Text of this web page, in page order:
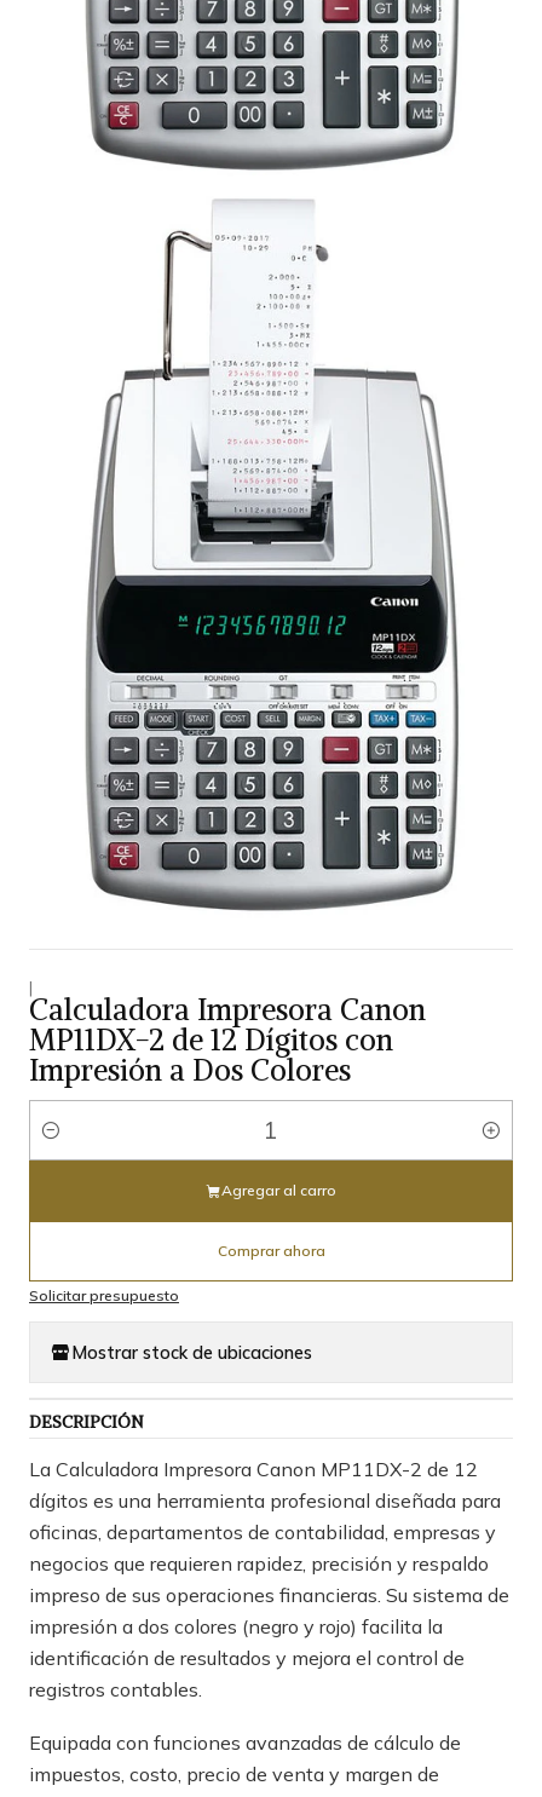
|
Calculadora Impresora Canon
MP11DX-2 de 12 Dígitos con
Impresión a Dos Colores
Cantidad
Agregar al carro
Comprar ahora
Solicitar presupuesto
Mostrar stock de ubicaciones
DESCRIPCIÓN
La Calculadora Impresora Canon MP11DX-2 de 12
dígitos es una herramienta profesional diseñada para
oficinas, departamentos de contabilidad, empresas y
negocios que requieren rapidez, precisión y respaldo
impreso de sus operaciones financieras. Su sistema de
impresión a dos colores (negro y rojo) facilita la
identificación de resultados y mejora el control de
registros contables.
Equipada con funciones avanzadas de cálculo de
impuestos, costo, precio de venta y margen de